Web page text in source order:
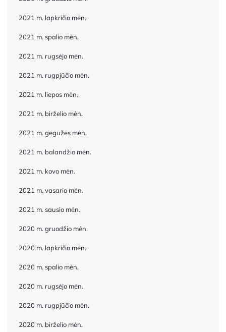
2021 m. lapkričio mėn.
2021 m. spalio mėn.
2021 m. rugsėjo mėn.
2021 m. rugpjūčio mėn.
2021 m. liepos mėn.
2021 m. birželio mėn.
2021 m. gegužės mėn.
2021 m. balandžio mėn.
2021 m. kovo mėn.
2021 m. vasario mėn.
2021 m. sausio mėn.
2020 m. gruodžio mėn.
2020 m. lapkričio mėn.
2020 m. spalio mėn.
2020 m. rugsėjo mėn.
2020 m. rugpjūčio mėn.
2020 m. birželio mėn.